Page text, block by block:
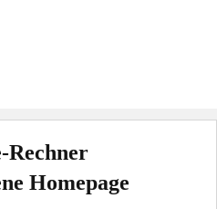
Rechner
Homepage